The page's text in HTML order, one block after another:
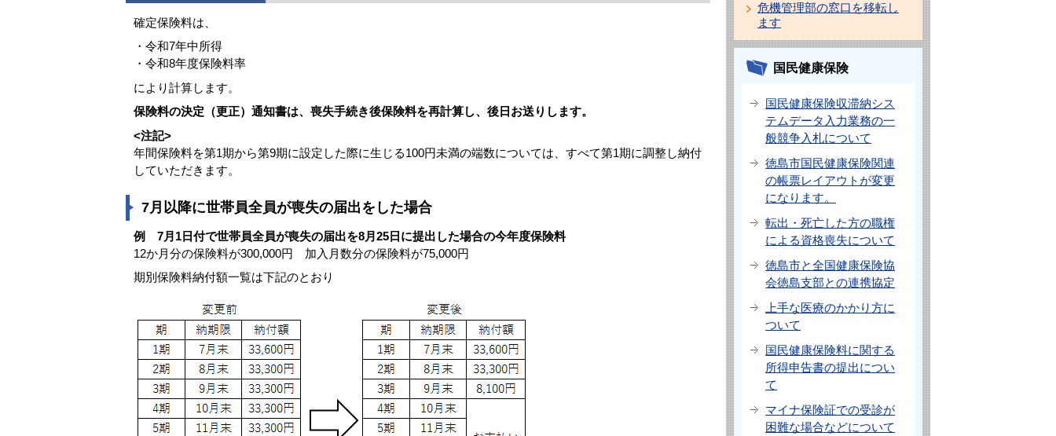
確定保険料は、
・令和7年中所得
・令和8年度保険料率
により計算します。
保険料の決定（更正）通知書は、喪失手続き後保険料を再計算し、後日お送りします。
<注記>
年間保険料を第1期から第9期に設定した際に生じる100円未満の端数については、すべて第1期に調整し納付
していただきます。
7月以降に世帯員全員が喪失の届出をした場合
例 7月1日付で世帯員全員が喪失の届出を8月25日に提出した場合の今年度保険料
12か月分の保険料が300,000円 加入月数分の保険料が75,000円
期別保険料納付額一覧は下記のとおり
危機管理部の窓口を移転し
ます
国民健康保険
国民健康保険収滞納シス
テムデータ入力業務の一
般競争入札について
徳島市国民健康保険関連
の帳票レイアウトが変更
になります。
転出・死亡した方の職権
による資格喪失について
徳島市と全国健康保険協
会徳島支部との連携協定
上手な医療のかかり方に
ついて
国民健康保険料に関する
所得申告書の提出につい
て
マイナ保険証での受診が
困難な場合などについて